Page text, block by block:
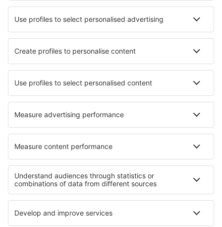
Die besten Unterkünfte - Städte
Unterkunft in Yanakie Unterkunft in Bastrop
Unterkunft in Kokkola Unterkunft in Westerrönfeld
Unterkunft in Sant'Bernardino Unterkunft in Torre Pedrera
Unterkunft in Beczkow Unterkunft in Osjakow
Die besten Unterkünfte - Regionen
Unterkunft in Irland Unterkunft in Agistiri
Unterkunft in Cajamarca
Unterkunft in Poas Volcano National Park Unterkunft in Aruba